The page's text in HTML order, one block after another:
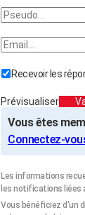
Recevoir les
Prévisualiser
Vous êtes
Connectez-
Les informations
les notifications liées
Vous bénéficiez d'un